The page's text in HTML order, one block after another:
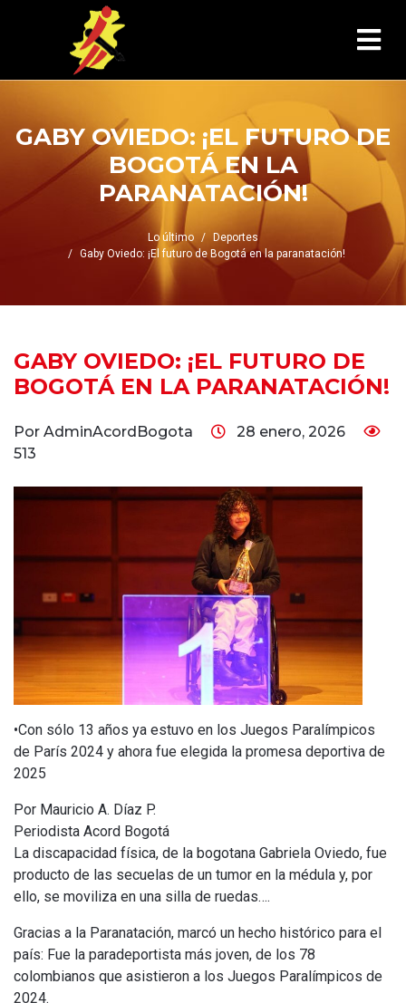
GABY OVIEDO: ¡EL FUTURO DE
BOGOTÁ EN LA
PARANATACIÓN!
Lo último
Deportes
Gaby Oviedo: ¡El futuro de Bogotá en la paranatación!
GABY OVIEDO: ¡EL FUTURO DE
BOGOTÁ EN LA PARANATACIÓN!
Por AdminAcordBogota
28 enero, 2026
513
•Con sólo 13 años ya estuvo en los Juegos Paralímpicos
de París 2024 y ahora fue elegida la promesa deportiva de
2025
Por Mauricio A. Díaz P.
Periodista Acord Bogotá
La discapacidad física, de la bogotana Gabriela Oviedo, fue
producto de las secuelas de un tumor en la médula y, por
ello, se moviliza en una silla de ruedas….
Gracias a la Paranatación, marcó un hecho histórico para el
país: Fue la paradeportista más joven, de los 78
colombianos que asistieron a los Juegos Paralímpicos de
2024.